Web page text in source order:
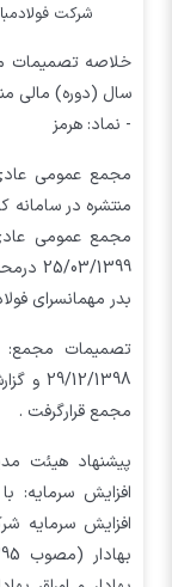
شركت فولادمباركه
خلاصه تصمیمات
- نماد: هرمز
مجمع عمومی
25/
بدر مهمانسراي فولاد
تصمیمات مجمع:
29/
مجمع قرارگرفت .
پیشنهاد هیئت
افزایش سرمایه